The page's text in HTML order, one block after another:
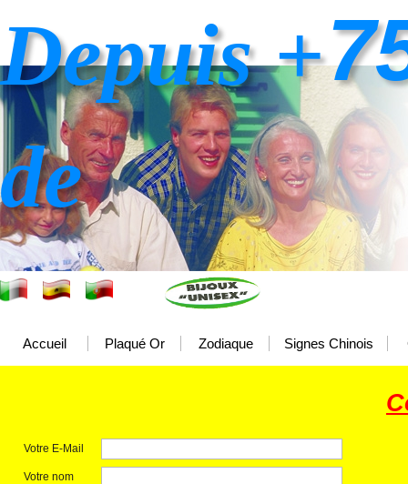
Accueil Plaqué Or Zodiaque Signes Chinois
Depuis +
de
Votre E-Mail
Votre nom